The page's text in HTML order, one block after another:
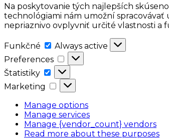
Na poskytovanie tých najlepších
technológiami nám umožní spracovávať
nepriaznivo ovplyvniť určité vlastnosti a
Funkčné Funkčné
Always active
Preferences
Preferences
Štatistiky
Štatistiky
Marketing
Marketing
Manage options
Manage services
Manage {vendor_count} vendors
Read more about these purposes